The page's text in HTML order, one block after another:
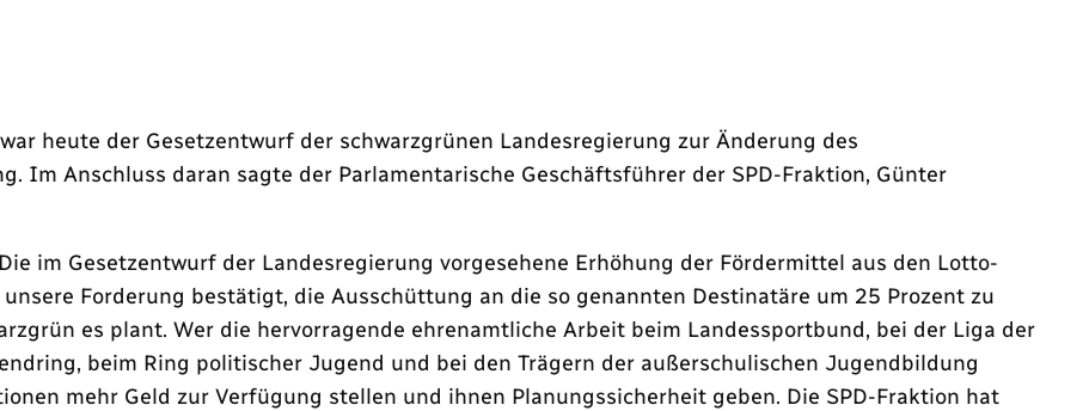
heute der Gesetzentwurf der schwarzgrünen Landesregierung zur Änderung des
Im Anschluss daran sagte der Parlamentarische Geschäftsführer der SPD-Fraktion, Günter
im Gesetzentwurf der Landesregierung vorgesehene Erhöhung der Fördermittel aus den Lotto-
Forderung bestätigt, die Ausschüttung an die so genannten Destinatäre um 25 Prozent zu
es plant. Wer die hervorragende ehrenamtliche Arbeit beim Landessportbund, bei der Liga der
beim Ring politischer Jugend und bei den Trägern der außerschulischen Jugendbildung
mehr Geld zur Verfügung stellen und ihnen Planungssicherheit geben. Die SPD-Fraktion hat